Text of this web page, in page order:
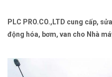
PLC PRO.CO.,LTD cung cấp,
động hóa, bơm, van cho Nhà